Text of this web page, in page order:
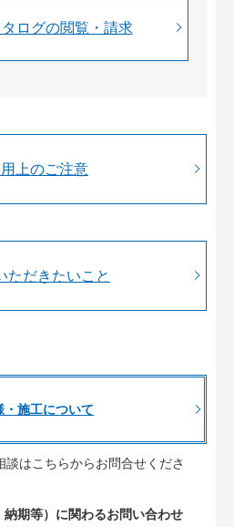
ログの閲覧・請求
上のご注意
ただきたいこと
施工について
はこちらからお問合せくださ
期等）に関わるお問い合わせ